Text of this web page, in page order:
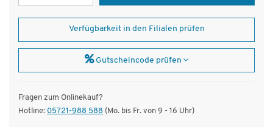
Verfügbarkeit in den Filialen prüfen
Gutscheincode prüfen
Fragen zum Onlinekauf?
Hotline: 05721-988 588 (Mo. bis Fr. von 9 - 16 Uhr)